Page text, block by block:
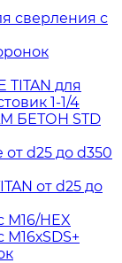
сверления с
TITAN для
1-1/4
БЕТОН STD
d25 до d350
от d25 до
М16/HEX